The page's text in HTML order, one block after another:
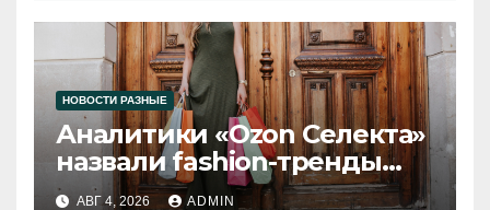
НОВОСТИ РАЗНЫЕ
Аналитики «Ozon Селекта»
назвали fashion-тренды
2026 года
АВГ 4, 2026 ADMIN